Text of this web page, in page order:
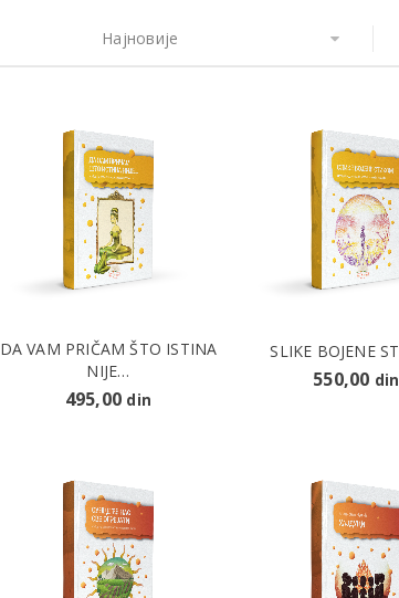
Најновије
DA VAM PRIČAM ŠTO ISTINA
NIJE…
495,00 din
SLIKE BOJENE
550,00 din